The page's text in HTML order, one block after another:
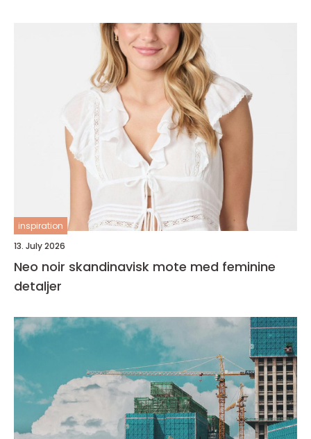
inspiration
13. July 2026
Neo noir skandinavisk mote med feminine
detaljer